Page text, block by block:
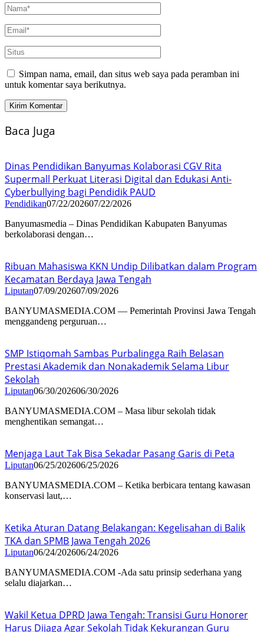
Simpan nama, email, dan situs web saya pada peramban ini
untuk komentar saya berikutnya.
Baca Juga
Dinas Pendidikan Banyumas Kolaborasi CGV Rita
Supermall Perkuat Literasi Digital dan Edukasi Anti-
Cyberbullying bagi Pendidik PAUD
Pendidikan07/22/202607/22/2026
Banyumasmedia – Dinas Pendidikan Kabupaten Banyumas
berkolaborasi dengan…
Ribuan Mahasiswa KKN Undip Dilibatkan dalam Program
Kecamatan Berdaya Jawa Tengah
Liputan07/09/202607/09/2026
BANYUMASMEDIA.COM — Pemerintah Provinsi Jawa Tengah
menggandeng perguruan…
SMP Istiqomah Sambas Purbalingga Raih Belasan
Prestasi Akademik dan Nonakademik Selama Libur
Sekolah
Liputan06/30/202606/30/2026
BANYUMASMEDIA.COM – Masa libur sekolah tidak
menghentikan semangat…
Menjaga Laut Tak Bisa Sekadar Pasang Garis di Peta
Liputan06/25/202606/25/2026
BANYUMASMEDIA.COM – Ketika berbicara tentang kawasan
konservasi laut,…
Ketika Aturan Datang Belakangan: Kegelisahan di Balik
TKA dan SPMB Jawa Tengah 2026
Liputan06/24/202606/24/2026
BANYUMASMEDIA.COM -Ada satu prinsip sederhana yang
selalu diajarkan…
Wakil Ketua DPRD Jawa Tengah: Transisi Guru Honorer
Harus Dijaga Agar Sekolah Tidak Kekurangan Guru